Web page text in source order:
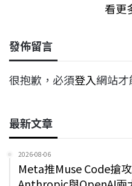
看更
發佈留言
很抱歉，必須登入網站才
最新文章
2026-08-06
Meta推Muse Code搶